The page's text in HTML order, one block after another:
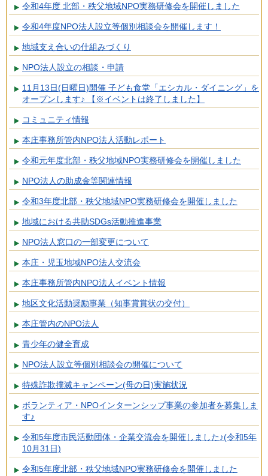
令和4年度 北部・秩父地域NPO実務研修会を開催しました
令和4年度NPO法人設立等個別相談会を開催します！
地域支え合いの仕組みづくり
NPO法人設立の相談・申請
11月13日(日曜日)開催 子ども食堂「エシカル・ダイニング」を
オープンします♪ 【※イベントは終了しました】
コミュニティ情報
本庄事務所管内NPO法人活動レポート
令和元年度北部・秩父地域NPO実務研修会を開催しました
NPO法人の助成金等関連情報
令和3年度北部・秩父地域NPO実務研修会を開催しました
地域における共助SDGs活動推進事業
NPO法人窓口の一部変更について
本庄・児玉地域NPO法人交流会
本庄事務所管内NPO法人イベント情報
地区文化活動奨励事業（知事賞賞状の交付）
本庄管内のNPO法人
青少年の健全育成
NPO法人設立等個別相談会の開催について
特殊詐欺撲滅キャンペーン(母の日)実施状況
ボランティア・NPOインターンシップ事業の参加者を募集しま
す♪
令和5年度市民活動団体・企業交流会を開催しました♪(令和5年
10月31日)
令和5年度北部・秩父地域NPO実務研修会を開催しました